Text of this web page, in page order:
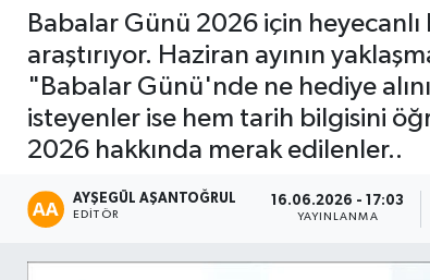
Babalar Günü 2026 için
araştırıyor. Haziran ayının
"Babalar Günü'nde ne hediye
isteyenler ise hem tarih bilgisini
2026 hakkında merak edilenler..
AYŞEGÜL AŞANTOĞRUL
EDITÖR
16.06.2026 - 17:03
YAYINLANMA
Spor
Yaşam